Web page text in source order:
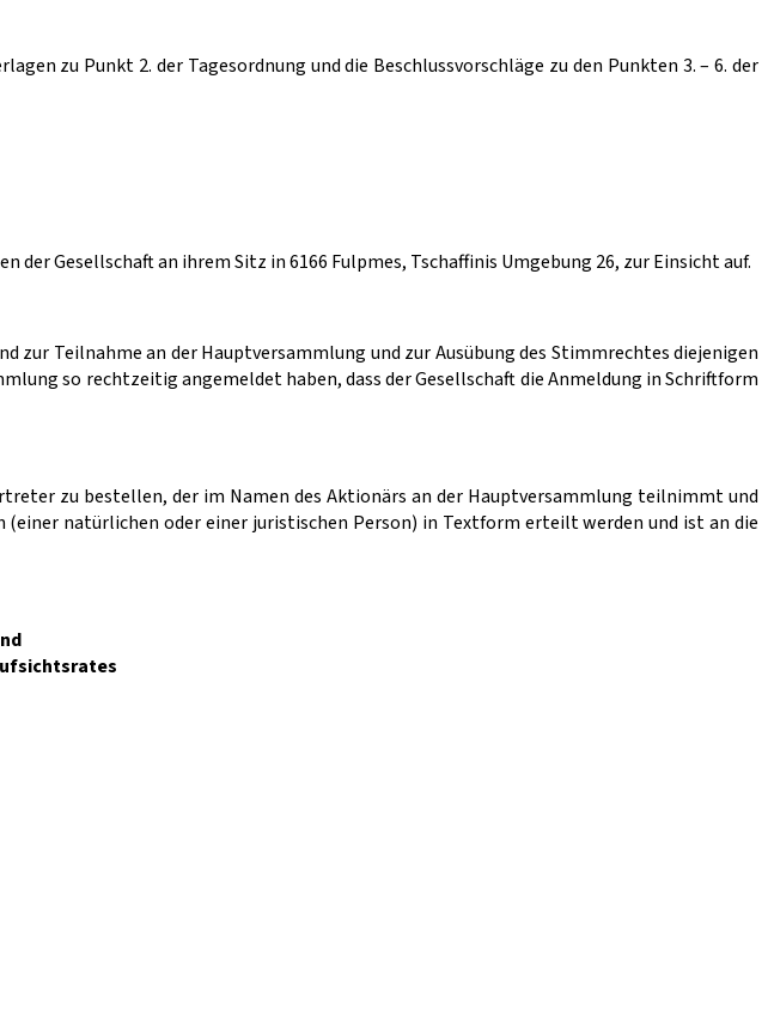
zu Punkt 2. der Tagesordnung und die Beschlussvorschläge zu den Punkten 3. – 6. der
Gesellschaft an ihrem Sitz in 6166 Fulpmes, Tschaffinis Umgebung 26, zur Einsicht auf.
zur Teilnahme an der Hauptversammlung und zur Ausübung des Stimmrechtes diejenigen
so rechtzeitig angemeldet haben, dass der Gesellschaft die Anmeldung in Schriftform
zu bestellen, der im Namen des Aktionärs an der Hauptversammlung teilnimmt und
natürlichen oder einer juristischen Person) in Textform erteilt werden und ist an die